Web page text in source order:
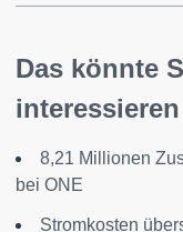
Das könnte
interessieren
8,21 Millionen
bei ONE
Stromkosten